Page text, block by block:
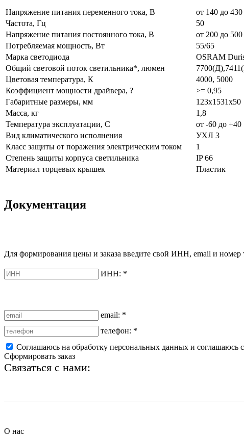
Напряжение питания переменного тока, В
от 140 до 430
Частота, Гц
50
Напряжение питания постоянного тока, В
от 200 до 500
Потребляемая мощность, Вт
55/65
Марка светодиода
OSRAM
Общий световой поток светильника*, люмен
Цветовая температура, К
4000, 5000
Коэффициент мощности драйвера, ?
>= 0,95
Габаритные размеры, мм
123х1531х50
Масса, кг
1,8
Температура эксплуатации, С
от -60 до +40
Вид климатического исполнения
УХЛ 3
Класс защиты от поражения электрическим током
1
Степень защиты корпуса светильника
IP 66
Материал торцевых крышек
Пластик
Документация
Для формирования цены и заказа введите свой ИНН, email и номер
ИНН: *
email: *
телефон: *
Соглашаюсь на обработку персональных данных и соглашаюсь
Сформировать заказ
Связаться с нами:
О нас